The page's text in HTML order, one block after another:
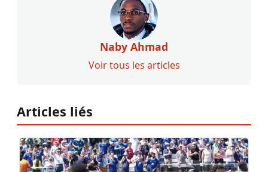
Naby Ahmad
Voir tous les articles
Articles liés